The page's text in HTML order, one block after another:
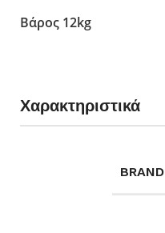
Βάρος 12kg
Χαρακτηριστικά
BRAND